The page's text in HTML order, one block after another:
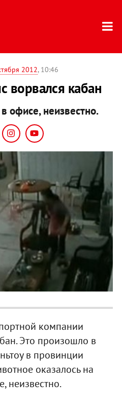
2012, 10:46
ворвался кабан
офисе, неизвестно.
компании
Это произошло в
в провинции
оказалось на
неизвестно.